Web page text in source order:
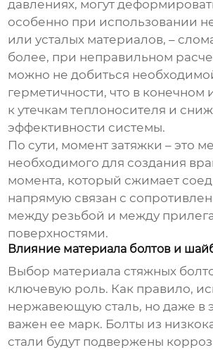
давлениях, могут
особенно при использовании
или усталых материалов, –
более, при неправильном
можно не добиться
герметичности, что в конечном
к утечкам теплоносителя и
эффективности системы.
По сути, момент затяжки – это
необходимого для создания
момента, который сжимает
напрямую связан с
между резьбой и между
поверхностями.
Влияние материала болтов и
Выбор материала стяжных
ключевую роль. Как правило,
нержавеющую сталь, но даже в
важен ее марк. Болты из
стали будут подвержены